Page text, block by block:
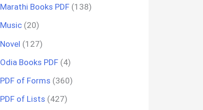
Marathi Books PDF (138)
Music (20)
Novel (127)
Odia Books PDF (4)
PDF of Forms (360)
PDF of Lists (427)